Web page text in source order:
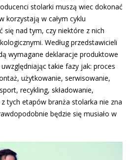
stolarki muszą wiec dokonać
korzystają w całym cyklu
się nad tym, czy niektóre z nich
Według przedstawicieli
wymagane deklaracje produktowe
takie fazy jak: proces
użytkowanie, serwisowanie,
recykling, składowanie,
tych etapów branża stolarka nie zna
będzie się musiało w